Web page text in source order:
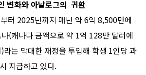
변화와 아날로그의 귀환
터 2025년까지 매년 약 6억 8,500만에
(캐나다 금액으로 약 1억 128만 달러에
는 막대한 재정을 투입해 학생 1인당 과
지급하고 있다.